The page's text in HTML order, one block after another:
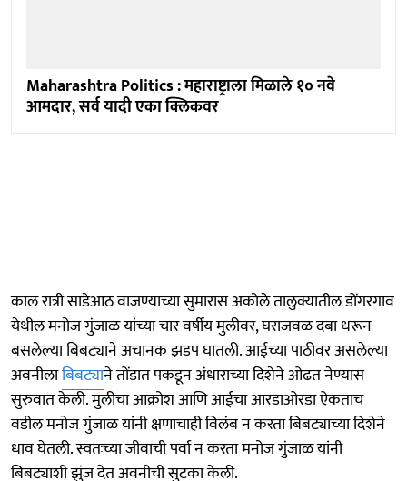
Maharashtra Politics : महाराष्ट्राला मिळाले १० नवे
आमदार, सर्व यादी एका क्लिकवर
काल रात्री साडेआठ वाजण्याच्या सुमारास अकोले तालुक्यातील डोंगरगाव
येथील मनोज गुंजाळ यांच्या चार वर्षीय मुलीवर, घराजवळ दबा धरून
बसलेल्या बिबट्याने अचानक झडप घातली. आईच्या पाठीवर असलेल्या
अवनीलाबिबट्याने तोंडात पकडून अंधाराच्या दिशेने ओढत नेण्यास
सुरुवात केली. मुलीचा आक्रोश आणि आईचा आरडाओरडा ऐकताच
वडील मनोज गुंजाळ यांनी क्षणाचाही विलंब न करता बिबट्याच्या दिशेने
धाव घेतली. स्वतःच्या जीवाची पर्वा न करता मनोज गुंजाळ यांनी
बिबट्याशी झुंज देत अवनीची सुटका केली.